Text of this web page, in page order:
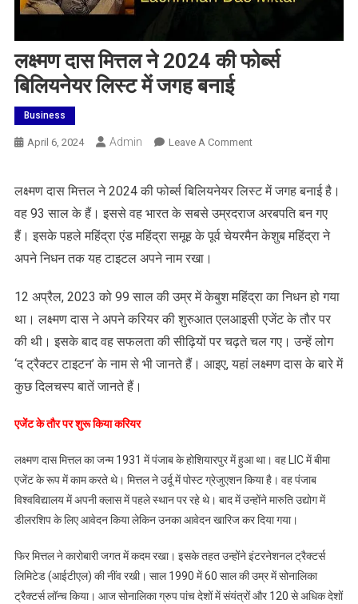
लक्ष्‍मण दास मित्तल ने 2024 की फोर्ब्स
बिलियनेयर लिस्‍ट में जगह बनाई
Business
April 6, 2024 Admin Leave A CommentOn
मित्तल
ने
2024
बिलियनेयर
लिस्‍ट
में
जगह
बनाई
लक्ष्‍मण दास मित्तल ने 2024 की फोर्ब्स बिलियनेयर लिस्‍ट में जगह बनाई है।
वह 93 साल के हैं। इससे वह भारत के सबसे उम्रदराज अरबपति बन गए
हैं। इसके पहले महिंद्रा एंड महिंद्रा समूह के पूर्व चेयरमैन केशुब महिंद्रा ने
अपने निधन तक यह टाइटल अपने नाम रखा।
12 अप्रैल, 2023 को 99 साल की उम्र में केबुश महिंद्रा का निधन हो गया
था। लक्ष्‍मण दास ने अपने करियर की शुरुआत एलआइसी एजेंट के तौर पर
की थी। इसके बाद वह सफलता की सीढ़ियों पर चढ़ते चल गए। उन्‍हें लोग
‘द ट्रैक्‍टर टाइटन’ के नाम से भी जानते हैं। आइए, यहां लक्ष्‍मण दास के बारे में
कुछ दिलचस्‍प बातें जानते हैं।
एजेंट के तौर पर शुरू क‍िया कर‍ियर
लक्ष्‍मण दास मित्तल का जन्म 1931 में पंजाब के होशियारपुर में हुआ था। वह LIC में बीमा
एजेंट के रूप में काम करते थे। मित्तल ने उर्दू में पोस्‍ट ग्रेजुएशन किया है। वह पंजाब
विश्वविद्यालय में अपनी क्‍लास में पहले स्थान पर रहे थे। बाद में उन्होंने मारुति उद्योग में
डीलरशिप के लिए आवेदन किया लेकिन उनका आवेदन खारिज कर दिया गया।
फिर मित्तल ने कारोबारी जगत में कदम रखा। इसके तहत उन्‍होंने इंटरनेशनल ट्रैक्टर्स
लिमिटेड (आईटीएल) की नींव रखी। साल 1990 में 60 साल की उम्र में सोनालिका
ट्रैक्टर्स लॉन्च किया। आज सोनालिका ग्रुप पांच देशों में संयंत्रों और 120 से अधिक देशों